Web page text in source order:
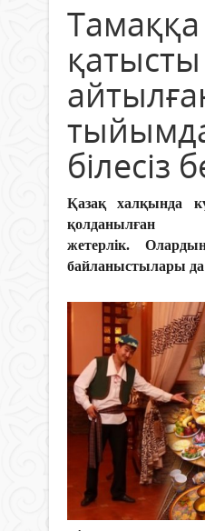
Тамаққа
қатысты
білесіз
Қазақ халқында
қолданылған
жетерлік.
байланыстылары да